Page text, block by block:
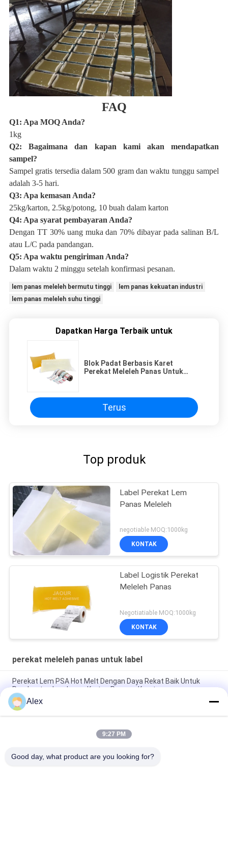
FAQ
Q1: Apa MOQ Anda?
1kg
Q2: Bagaimana dan kapan kami akan mendapatkan
sampel?
Sampel gratis tersedia dalam 500 gram dan waktu tunggu sampel
adalah 3-5 hari.
Q3: Apa kemasan Anda?
25kg/karton, 2.5kg/potong, 10 buah dalam karton
Q4: Apa syarat pembayaran Anda?
Dengan TT 30% uang muka dan 70% dibayar pada salinan B/L
atau L/C pada pandangan.
Q5: Apa waktu pengiriman Anda?
Dalam waktu 2 minggu setelah konfirmasi pesanan.
lem panas meleleh bermutu tinggi
lem panas kekuatan industri
lem panas meleleh suhu tinggi
Dapatkan Harga Terbaik untuk
Blok Padat Berbasis Karet
Perekat Meleleh Panas Untuk
Terus
Top produk
Label Perekat Lem
Panas Meleleh
negotiable MOQ:1000kg
KONTAK
Label Logistik Perekat
Meleleh Panas
Negotiatiable MOQ:1000kg
KONTAK
perekat meleleh panas untuk label
Perekat Lem PSA Hot Melt Dengan Daya Rekat Baik Untuk
Pembuatan Lembaran Kertas Permen Karet
Perekat Lem Panas untuk Pelabelan Botol Kaca Label Botol
Kaca
Bau Rendah Perekat Sensitif Sensitif Panas Melelehkan
Alex
9:27 PM
Good day, what product are you looking for?